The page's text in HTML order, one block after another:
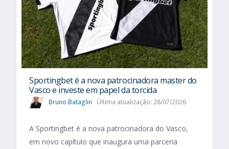
Sportingbet é a nova patrocinadora master do
Vasco e investe em papel da torcida
Bruno Bataglin Última atualização: 28/07/2026
A Sportingbet é a nova patrocinadora do Vasco,
em novo capítulo que inaugura uma parceria